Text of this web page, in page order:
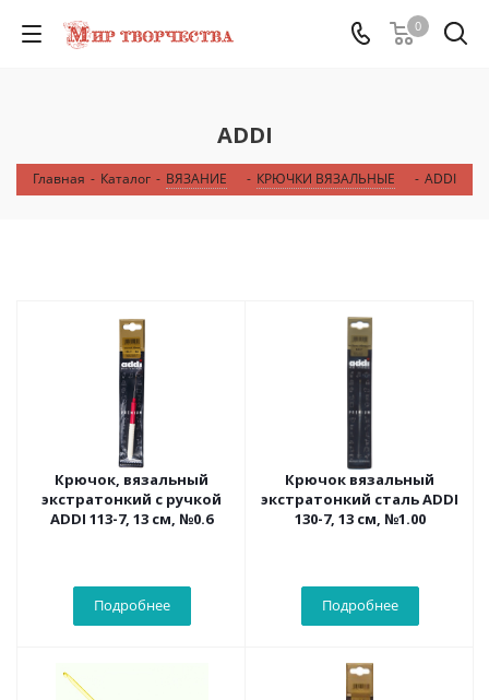
0
ADDI
Главная - Каталог - ВЯЗАНИЕ - КРЮЧКИ ВЯЗАЛЬНЫЕ - ADDI
Крючок, вязальный
экстратонкий с ручкой
ADDI 113-7, 13 см, №0.6
Подробнее
Крючок вязальный
экстратонкий сталь ADDI
130-7, 13 см, №1.00
Подробнее